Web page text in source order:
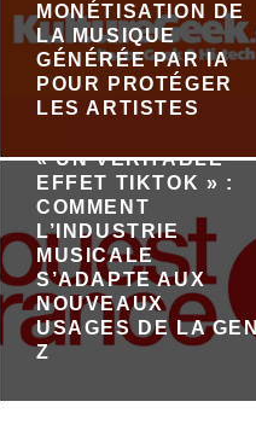
MONÉTISATION DE
LA MUSIQUE
GÉNÉRÉE PAR IA
POUR PROTÉGER
LES ARTISTES
« UN VÉRITABLE
EFFET TIKTOK » :
COMMENT
L’INDUSTRIE
MUSICALE
S’ADAPTE AUX
NOUVEAUX
USAGES DE LA GEN
Z